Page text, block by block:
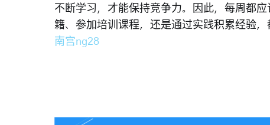
不断学习，才能保持竞争力。因此，每周都
籍、参加培训课程，还是通过实践积累经验，
南宫ng28